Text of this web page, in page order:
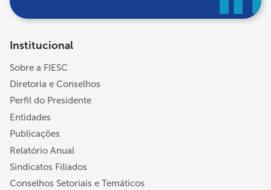
Institucional
Sobre a FIESC
Diretoria e Conselhos
Perfil do Presidente
Entidades
Publicações
Relatório Anual
Sindicatos Filiados
Conselhos Setoriais e Temáticos